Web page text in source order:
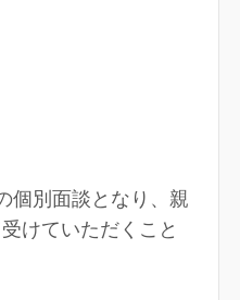
個別面談となり、親
けていただくこと